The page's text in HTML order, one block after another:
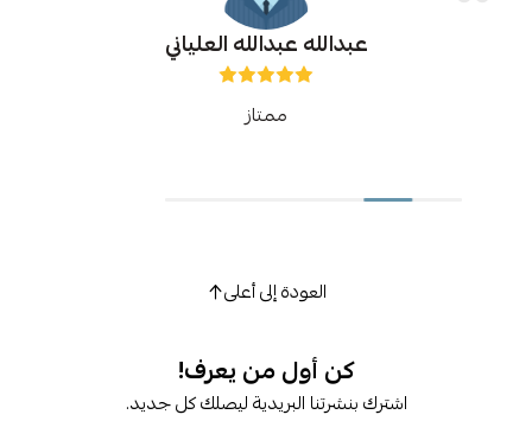
عبدالله عبدالله العلياني
ممتاز
العودة إلى أعلى
كن أول من يعرف!
اشترك بنشرتنا البريدية ليصلك كل جديد.